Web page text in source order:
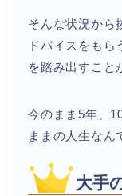
そんな状況から
ドバイスをも
を踏み出すこと
今のまま5年、
ままの人生なん
大手